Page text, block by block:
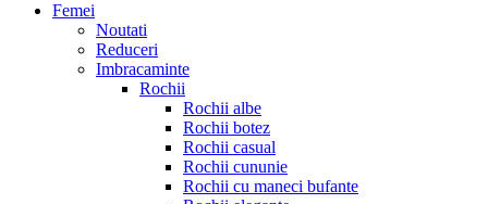
Femei
Noutati
Reduceri
Imbracaminte
Rochii
Rochii albe
Rochii botez
Rochii casual
Rochii cununie
Rochii cu maneci bufante